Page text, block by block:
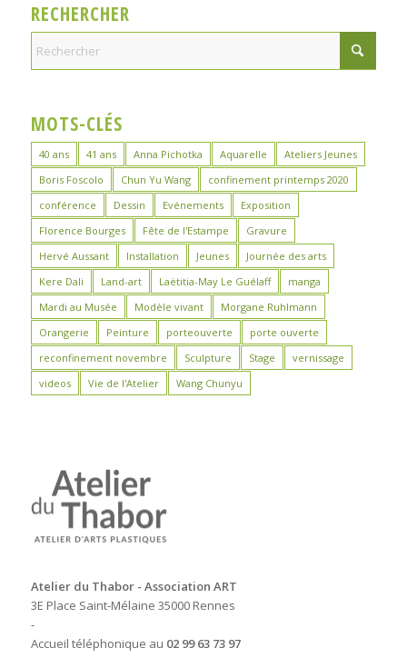
RECHERCHER
MOTS-CLÉS
40 ans 41 ans Anna Pichotka Aquarelle
Ateliers Jeunes
Boris Foscolo
Chun Yu Wang
confinement printemps 2020
conférence
Dessin Evénements
Exposition
Florence Bourges
Fête de l'Estampe
Gravure
Hervé Aussant
Installation Jeunes
Journée des arts
Kere Dali
Land-art Laëtitia-May Le Guélaff
manga
Mardi au Musée
Modèle vivant
Morgane Ruhlmann
Orangerie
Peinture porteouverte
porte ouverte
reconfinement novembre
Sculpture Stage
vernissage
videos
Vie de l'Atelier Wang Chunyu
Atelier du Thabor - Association ART
3E Place Saint-Mélaine 35000 Rennes
-
Accueil téléphonique au 02 99 63 73 97